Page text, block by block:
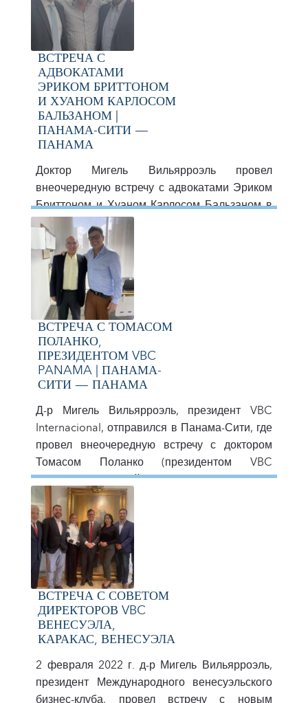
региона. EVTV: Медиа с историей и видением
будущего Основанный более десяти лет
назад, […]
ВСТРЕЧА С
АДВОКАТАМИ
ЭРИКОМ БРИТТОНОМ
И ХУАНОМ КАРЛОСОМ
БАЛЬЗАНОМ |
ПАНАМА-СИТИ —
ПАНАМА
Доктор Мигель Вильярроэль провел
внеочередную встречу с адвокатами Эриком
Бриттоном и Хуаном Карлосом Бальзаном в
Панама-Сити, Панама, где они обменялись
идеями по венесуэльским и панамским
правовым вопросам.
ВСТРЕЧА С ТОМАСОМ
ПОЛАНКО,
ПРЕЗИДЕНТОМ VBC
PANAMA | ПАНАМА-
СИТИ — ПАНАМА
Д-р Мигель Вильярроэль, президент VBC
Internacional, отправился в Панама-Сити, где
провел внеочередную встречу с доктором
Томасом Поланко (президентом VBC
Panama). На этой встрече можно было
изучить глобальную политику организации и
хорошие показатели VBC в Панама-Сити.
ВСТРЕЧА С СОВЕТОМ
ДИРЕКТОРОВ VBC
ВЕНЕСУЭЛА,
КАРАКАС, ВЕНЕСУЭЛА
2 февраля 2022 г. д-р Мигель Вильярроэль,
президент Международного венесуэльского
бизнес-клуба, провел встречу с новым